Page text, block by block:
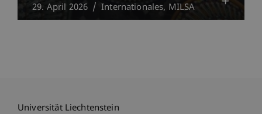
29. April 2026 Internationales MILSA
Universität Liechtenstein